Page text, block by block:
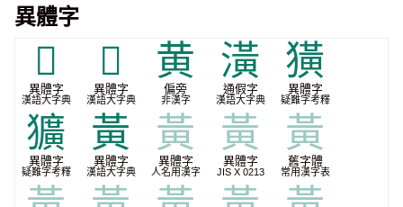
異體字
𡕛
異體字
漢語大字典
𨝴
異體字
漢語大字典
⻩
偏旁
非漢字
潢
通假字
漢語大字典
獚
異體字
疑難字考釋
獷
異體字
疑難字考釋
黃
異體字
漢語大字典
黃
異體字
人名用漢字
黃
異體字
JIS X 0213
黃
舊字體
常用漢字表